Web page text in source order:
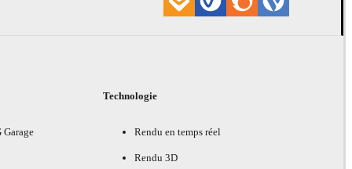
Garage
Technologie
Rendu en temps réel
Rendu 3D